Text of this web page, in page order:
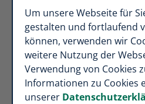
Um unsere Webseite für
gestalten und fortlaufend
können, verwenden wir
weitere Nutzung der
Verwendung von Cookies
Informationen zu Cookies
unserer
Detaillierte Informationen
Nutzerdaten finden Sie in
Datenschutzbestimmungen .